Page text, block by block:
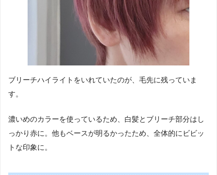
ブリーチハイライトをいれていたのが、毛先に残っていま
す。
濃いめのカラーを使っているため、白髪とブリーチ部分はし
っかり赤に。他もベースが明るかったため、全体的にビビッ
トな印象に。